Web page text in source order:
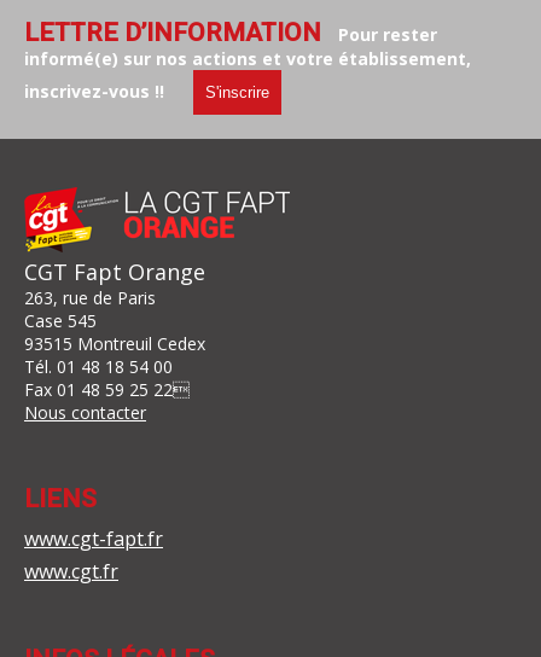
LETTRE D’INFORMATION
Pour rester
informé(e) sur nos actions et votre établissement,
inscrivez-vous !!
S'inscrire
CGT Fapt Orange
263, rue de Paris
Case 545
93515 Montreuil Cedex
Tél. 01 48 18 54 00
Fax 01 48 59 25 22
Nous contacter
LIENS
www.cgt-fapt.fr
www.cgt.fr